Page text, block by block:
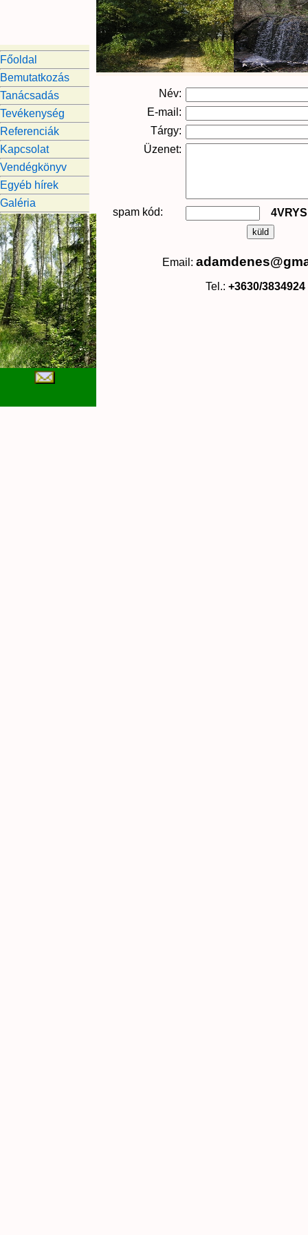
Főoldal
Bemutatkozás
Tanácsadás
Tevékenység
Referenciák
Kapcsolat
Vendégkönyv
Egyéb hírek
Galéria
Név:
E-mail:
Tárgy:
Üzenet:
spam kód:
Email:
Tel.: +3630/3834924